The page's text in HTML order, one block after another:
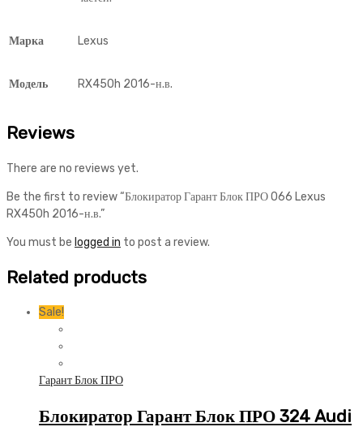
Марка Lexus
Модель RX450h 2016-н.в.
Reviews
There are no reviews yet.
Be the first to review “Блокиратор Гарант Блок ПРО 066 Lexus
RX450h 2016-н.в.”
You must be logged in to post a review.
Related products
Sale!
Гарант Блок ПРО
Блокиратор Гарант Блок ПРО 324 Audi